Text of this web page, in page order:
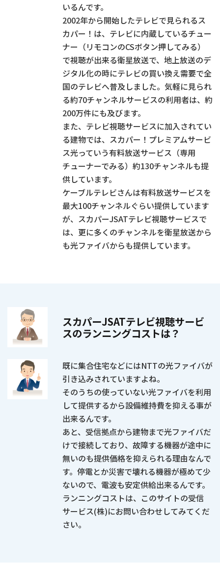
いるんです。
2002年から開始したテレビで見られるス
カパー！は、テレビに内蔵しているチュー
ナー（リモコンのCSボタン押してみる）
で視聴が出来る衛星放送で、地上放送のデ
ジタル化の時にテレビの買い換え需要で全
国のテレビへ普及しました。気軽に見られ
る約70チャンネルサービスの利用者は、約
200万件にも及びます。
また、テレビ視聴サービスに加入されてい
る建物では、スカパー！プレミアムサービ
ス光っていう有料放送サービス（専用
チューナーでみる）約130チャンネルも提
供しています。
ケーブルテレビさんは有料放送サービスを
最大100チャンネルぐらい提供しています
が、スカパーJSATテレビ視聴サービスで
は、更に多くのチャンネルを衛星放送から
も光ファイバからも提供しています。
スカパーJSATテレビ視聴サービ
スのランニングコストは？
既に集合住宅などにはNTTの光ファイバが
引き込みされていますよね。
そのうちの使っていない光ファイバを利用
して提供するから設備維持費を抑える事が
出来るんです。
あと、受信拠点から建物まで光ファイバだ
けで接続しており、故障する機器が途中に
無いのも提供価格を抑えられる理由なんで
す。停電とか災害で壊れる機器が極めて少
ないので、電波も安定供給出来るんです。
ランニングコストは、このサイトの受信
サービス(株)にお問い合わせしてみてくだ
さい。